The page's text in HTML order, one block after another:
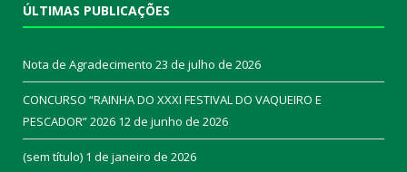
ÚLTIMAS PUBLICAÇÕES
Nota de Agradecimento 23 de julho de 2026
CONCURSO “RAINHA DO XXXI FESTIVAL DO VAQUEIRO E
PESCADOR” 2026 12 de junho de 2026
(sem título) 1 de janeiro de 2026